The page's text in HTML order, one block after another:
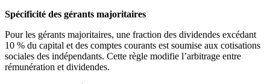
Spécificité des gérants majoritaires
Pour les gérants majoritaires, une fraction des dividendes excédant
10 % du capital et des comptes courants est soumise aux cotisations
sociales des indépendants. Cette règle modifie l’arbitrage entre
rémunération et dividendes.